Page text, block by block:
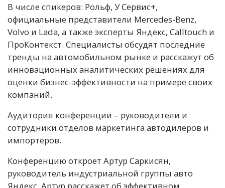
В числе спикеров: Рольф, У Сервис+,
официальные представители Mercedes-Benz,
Volvo и Lada, а также эксперты Яндекс, Calltouch и
ПроКонтекст. Специалисты обсудят последние
тренды на автомобильном рынке и расскажут об
инновационных аналитических решениях для
оценки бизнес-эффективности на примере своих
компаний.
Аудитория конференции – руководители и
сотрудники отделов маркетинга автодилеров и
импортеров.
Конференцию откроет Артур Саркисян,
руководитель индустриальной группы авто
Яндекс. Артур расскажет об эффективном